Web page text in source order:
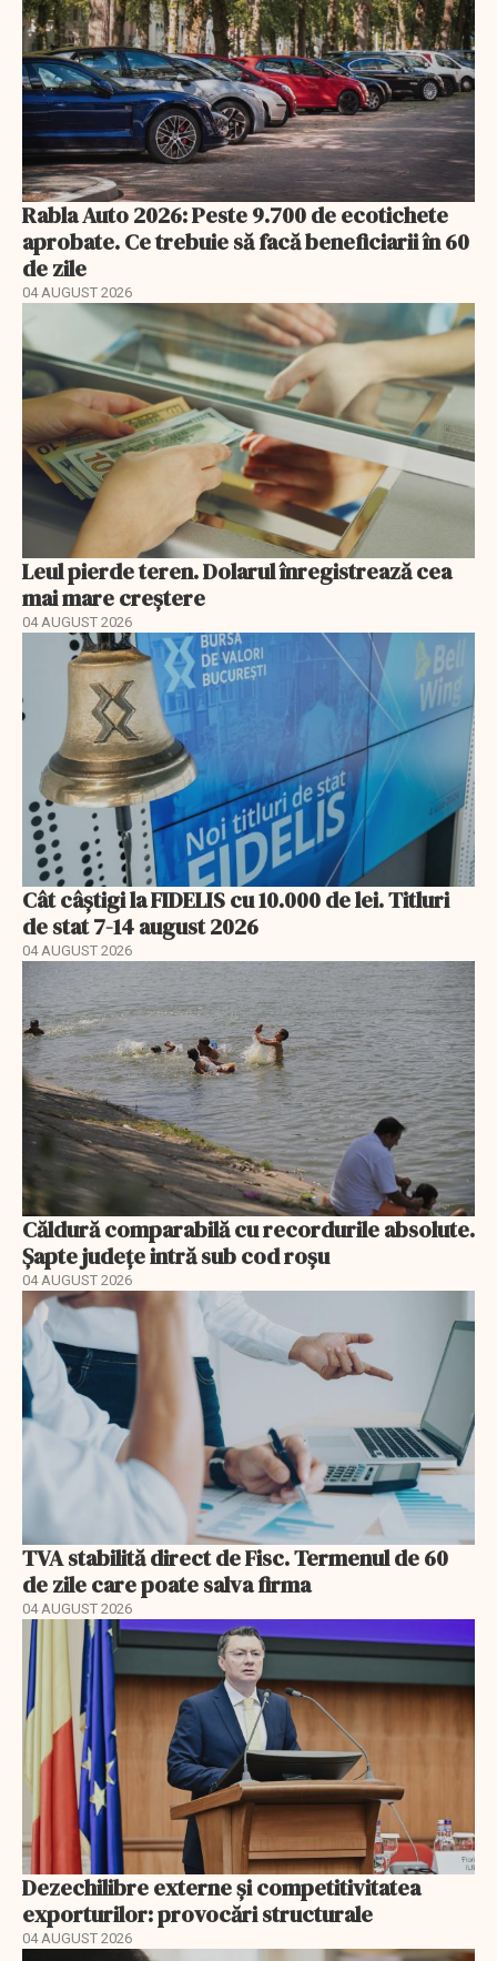
Rabla Auto 2026: Peste 9.700 de ecotichete
aprobate. Ce trebuie să facă beneficiarii în 60
de zile
04 AUGUST 2026
Leul pierde teren. Dolarul înregistrează cea
mai mare creștere
04 AUGUST 2026
Cât câștigi la FIDELIS cu 10.000 de lei. Titluri
de stat 7-14 august 2026
04 AUGUST 2026
Căldură comparabilă cu recordurile absolute.
Șapte județe intră sub cod roșu
04 AUGUST 2026
TVA stabilită direct de Fisc. Termenul de 60
de zile care poate salva firma
04 AUGUST 2026
Dezechilibre externe și competitivitatea
exporturilor: provocări structurale
04 AUGUST 2026